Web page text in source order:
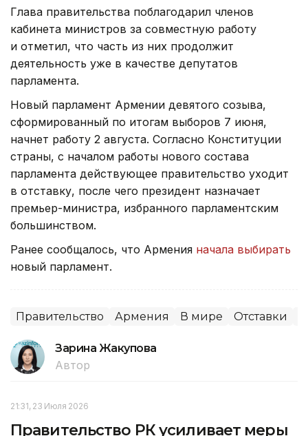
Глава правительства поблагодарил членов
кабинета министров за совместную работу
и отметил, что часть из них продолжит
деятельность уже в качестве депутатов
парламента.
Новый парламент Армении девятого созыва,
сформированный по итогам выборов 7 июня,
начнет работу 2 августа. Согласно Конституции
страны, с началом работы нового состава
парламента действующее правительство уходит
в отставку, после чего президент назначает
премьер-министра, избранного парламентским
большинством.
Ранее сообщалось, что Армения начала выбирать
новый парламент.
Правительство Армения В мире Отставки
Зарина Жакупова
Автор
21:31, 23 Июля 2026
Правительство РК усиливает меры